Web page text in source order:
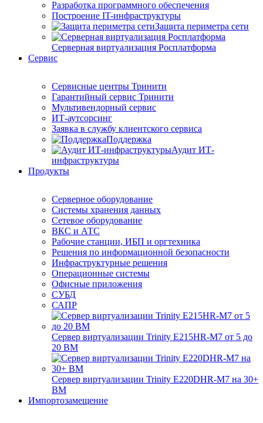
Разработка программного обеспечения
Построение IT-инфраструктуры
Защита периметра сети
Серверная виртуализация Росплатформа
Сервис
Сервисные центры Тринити
Гарантийный сервис Тринити
Мультивендорный сервис
ИТ-аутсорсинг
Заявка в службу клиентского сервиса
Поддержка
Аудит ИТ-
инфраструктуры
Продукты
Серверное оборудование
Системы хранения данных
Сетевое оборудование
ВКС и АТС
Рабочие станции, ИБП и оргтехника
Решения по информационной безопасности
Инфраструктурные решения
Операционные системы
Офисные приложения
СУБД
САПР
Сервер виртуализации Trinity E215HR-M7 от 5 до
20 ВМ
Сервер виртуализации Trinity E220DHR-M7 на 30+
ВМ
Импортозамещение